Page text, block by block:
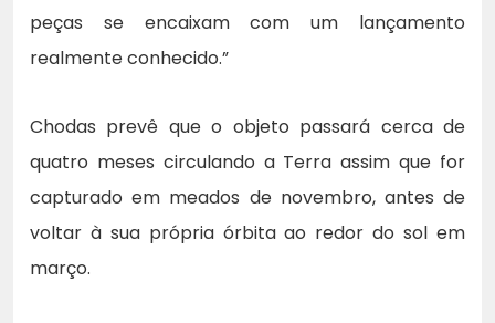
peças se encaixam com um lançamento
realmente conhecido.”
Chodas prevê que o objeto passará cerca de
quatro meses circulando a Terra assim que for
capturado em meados de novembro, antes de
voltar à sua própria órbita ao redor do sol em
março.